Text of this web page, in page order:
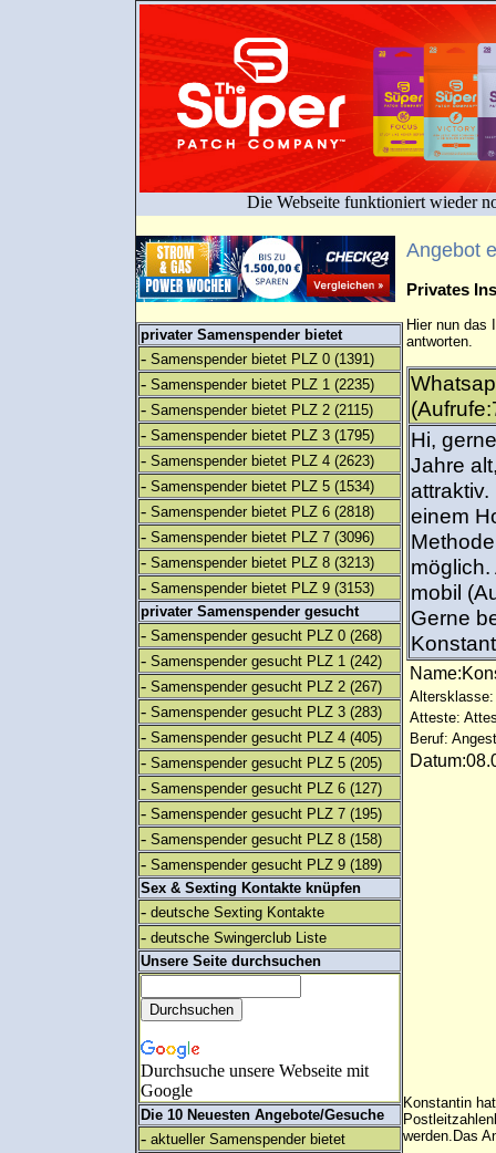
Die Webseite funktioniert wieder
privater Samenspender bietet
- Samenspender bietet PLZ 0 (1391)
- Samenspender bietet PLZ 1 (2235)
- Samenspender bietet PLZ 2 (2115)
- Samenspender bietet PLZ 3 (1795)
- Samenspender bietet PLZ 4 (2623)
- Samenspender bietet PLZ 5 (1534)
- Samenspender bietet PLZ 6 (2818)
- Samenspender bietet PLZ 7 (3096)
- Samenspender bietet PLZ 8 (3213)
- Samenspender bietet PLZ 9 (3153)
privater Samenspender gesucht
- Samenspender gesucht PLZ 0 (268)
- Samenspender gesucht PLZ 1 (242)
- Samenspender gesucht PLZ 2 (267)
- Samenspender gesucht PLZ 3 (283)
- Samenspender gesucht PLZ 4 (405)
- Samenspender gesucht PLZ 5 (205)
- Samenspender gesucht PLZ 6 (127)
- Samenspender gesucht PLZ 7 (195)
- Samenspender gesucht PLZ 8 (158)
- Samenspender gesucht PLZ 9 (189)
Sex & Sexting Kontakte knüpfen
- deutsche Sexting Kontakte
- deutsche Swingerclub Liste
Unsere Seite durchsuchen
Durchsuche unsere Webseite mit
Google
Die 10 Neuesten Angebote/Gesuche
- aktueller Samenspender bietet
Angebot
Privates
Hier nun das
antworten.
Hi,
Jahre
einem
mobil
Gerne
Altersklasse:
Atteste:
Beruf:
Konstantin
werden.Das